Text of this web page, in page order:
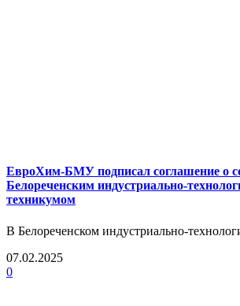
ЕвроХим-БМУ подписал соглашение о
Белореченским индустриально-
техникумом
В Белореченском индустриально-
07.02.2025
0